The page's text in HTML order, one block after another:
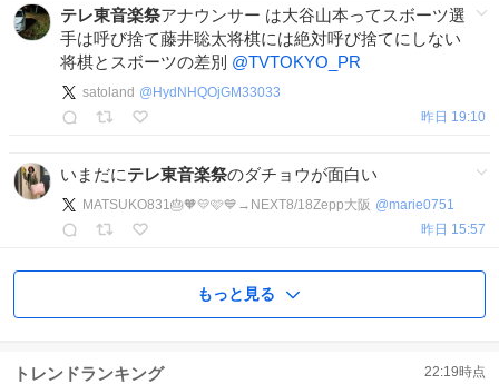
テレ東音楽祭アナウンサー は大谷山本ってスボーツ選
手は呼び捨て藤井聡太将棋には絶対呼び捨てにしない
将棋とスボーツの差別 @TVTOKYO_PR
satoland @ HydNHQOjGM33033
昨日 19:10
いまだにテレ東音楽祭のダチョウが面白い
MATSUKO831🎂🧡💛🩷💙→NEXT8/18Zepp大阪 @marie0751
昨日 15:57
もっと見る
トレンドランキング 22:19時点